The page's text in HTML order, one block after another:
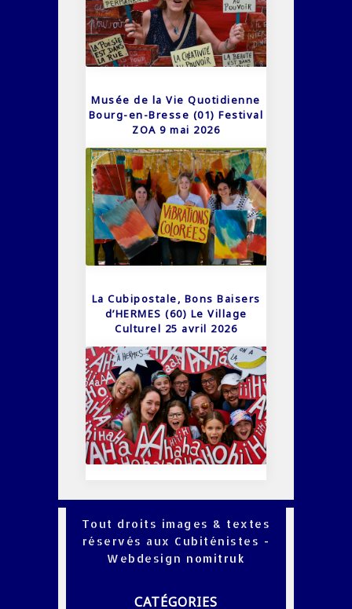
Musée de la Vie Quotidienne
Bourg-en-Bresse (01) Festival
ZOA 9 mai 2026
La Cubipostale, Bons Baisers
d’HERMES (60) Le Village
Culturel 25 avril 2026
Tout droits images & textes
réservés aux Cubiténistes -
Webdesign nomitruk
CATÉGORIES